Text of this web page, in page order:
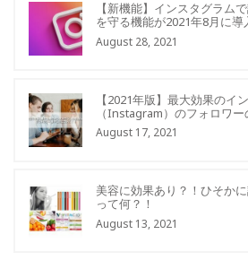
【新機能】インスタグラム
を守る機能が2021年8月に導
August 28, 2021
【2021年版】最大効果のイ
（Instagram）のフォロワ
August 17, 2021
美容に効果あり？！ひそか
って何？！
August 13, 2021